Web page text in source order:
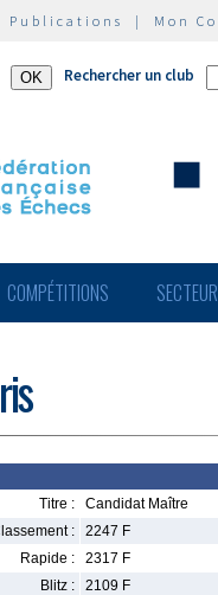
Publications | Mon
Rechercher un club
COMPÉTITIONS
Titre :
Candidat Maître
:
2247 F
Rapide :
2317 F
Blitz :
2109 F